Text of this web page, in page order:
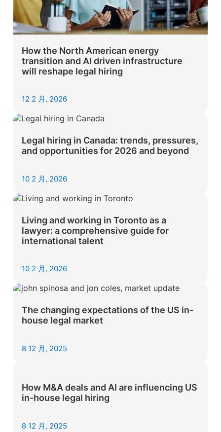
How the North American energy
transition and AI driven infrastructure
will reshape legal hiring
12 2 月, 2026
Legal hiring in Canada: trends, pressures,
and opportunities for 2026 and beyond
10 2 月, 2026
Living and working in Toronto as a
lawyer: a comprehensive guide for
international talent
10 2 月, 2026
The changing expectations of the US in-
house legal market
8 12 月, 2025
How M&A deals and AI are influencing US
in-house legal hiring
8 12 月, 2025